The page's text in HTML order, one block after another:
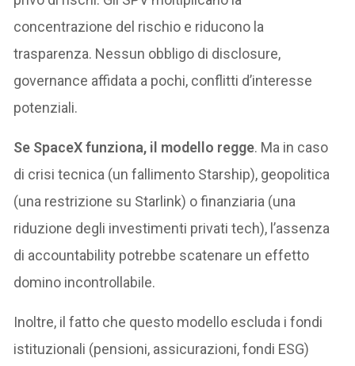
concentrazione del rischio e riducono la
trasparenza. Nessun obbligo di disclosure,
governance affidata a pochi, conflitti d’interesse
potenziali.
Se SpaceX funziona, il modello regge. Ma in caso
di crisi tecnica (un fallimento Starship), geopolitica
(una restrizione su Starlink) o finanziaria (una
riduzione degli investimenti privati tech), l’assenza
di accountability potrebbe scatenare un effetto
domino incontrollabile.
Inoltre, il fatto che questo modello escluda i fondi
istituzionali (pensioni, assicurazioni, fondi ESG)